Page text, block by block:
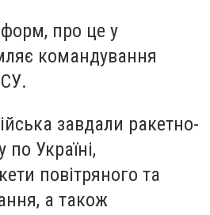
про це у
командування
завдали ракетно-
по Україні,
повітряного та
а також